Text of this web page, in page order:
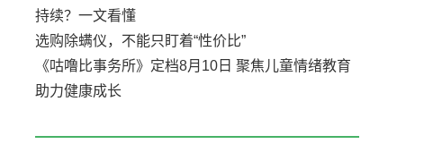
持续？一文看懂
选购除螨仪，不能只盯着“性价比”
《咕噜比事务所》定档8月10日 聚焦儿童情绪教育
助力健康成长